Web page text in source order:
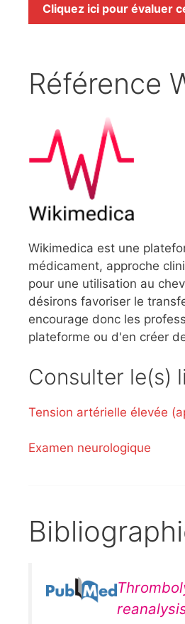
Cliquez ici pour évaluer
Référence
Wikimedica est une
médicament, approche
pour une utilisation au
désirons favoriser le
encourage donc les
plateforme ou d'en créer
Consulter le(s)
Tension artérielle élevée
Examen neurologique